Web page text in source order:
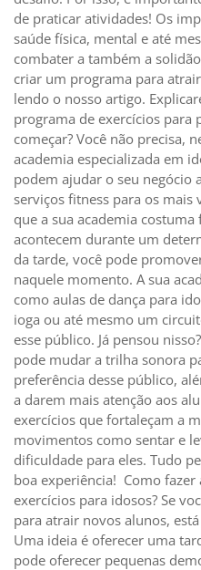
de praticar atividades! Os
saúde física, mental e até
combater a também a
criar um programa para
lendo o nosso artigo.
programa de exercícios para
começar? Você não precisa,
academia especializada em
podem ajudar o seu negócio
serviços fitness para os
que a sua academia costuma
acontecem durante um
da tarde, você pode
naquele momento. A sua
como aulas de dança para
ioga ou até mesmo um
esse público. Já pensou
pode mudar a trilha sonora
preferência desse público,
a darem mais atenção aos
exercícios que fortaleçam a
movimentos como sentar e
dificuldade para eles. Tudo
boa experiência! Como
exercícios para idosos? Se
para atrair novos alunos,
Uma ideia é oferecer uma
pode oferecer pequenas